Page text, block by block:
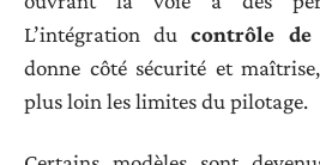
L’intégration ducontrôle
donne côté sécurité et
plus loin les limites du pilotage.